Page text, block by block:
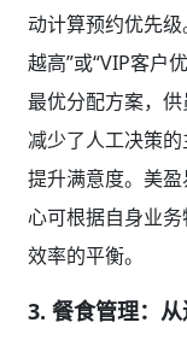
动计算预约优先
越高”或“VIP客户
最优分配方案，
减少了人工决策
提升满意度。美
心可根据自身业
效率的平衡。
3. 餐食管理：